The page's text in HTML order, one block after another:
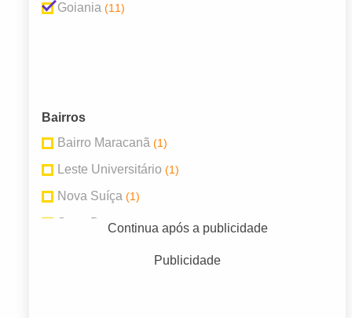
Goiania (11)
Bairros
Bairro Maracanã (1)
Leste Universitário (1)
Nova Suíça (1)
Setor Bueno(2)
Continua após a publicidade
Publicidade